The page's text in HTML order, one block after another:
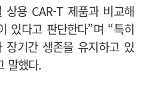
용 CAR-T 제품과 비교해
있다고 판단한다”며 “특히
장기간 생존을 유지하고 있
말했다.